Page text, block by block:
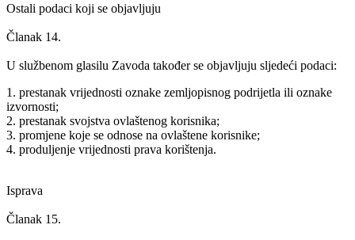
Ostali podaci koji se objavljuju
Članak 14.
U službenom glasilu Zavoda također se objavljuju sljedeći podaci:
1. prestanak vrijednosti oznake zemljopisnog podrijetla ili oznake
izvornosti;
2. prestanak svojstva ovlaštenog korisnika;
3. promjene koje se odnose na ovlaštene korisnike;
4. produljenje vrijednosti prava korištenja.
Isprava
Članak 15.